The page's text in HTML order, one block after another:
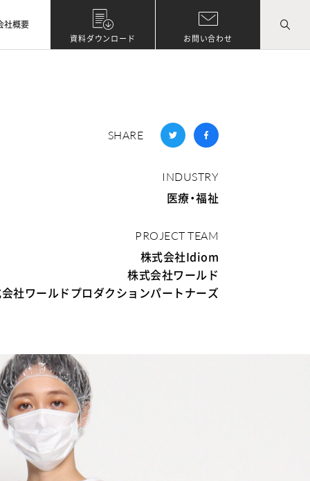
社概要
資料ダウンロード お問い合わせ
SHARE
INDUSTRY
医療・福祉
PROJECT TEAM
株式会社Idiom
株式会社ワールド
社ワールドプロダクションパートナーズ